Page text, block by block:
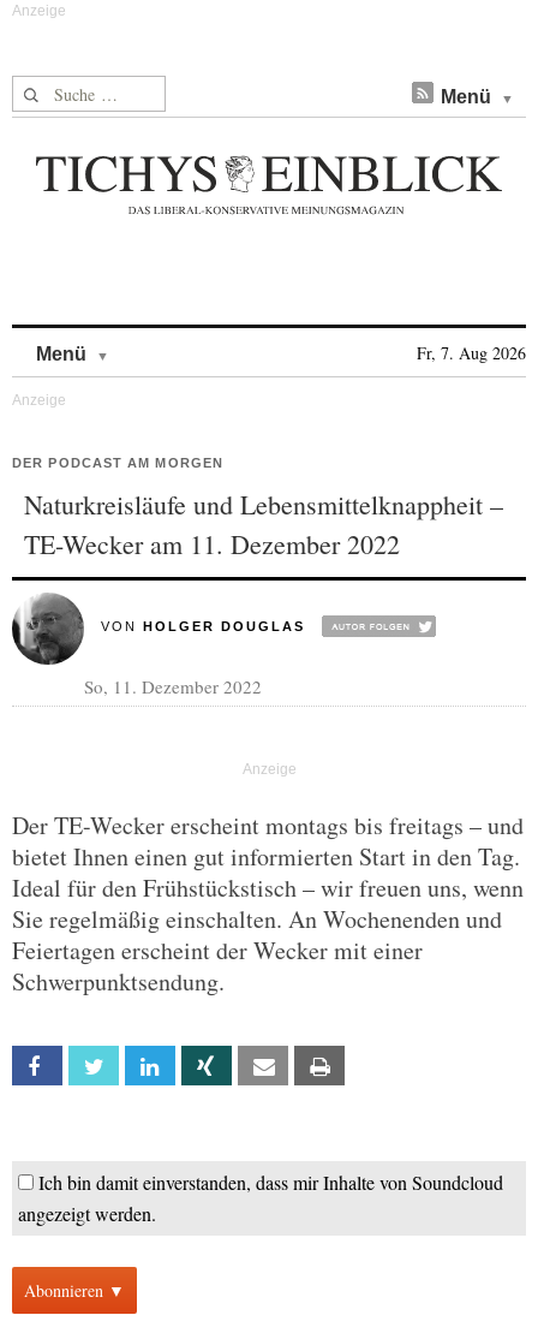
Suche nach: Menü
Menü Fr, 7. Aug 2026
DER PODCAST AM MORGEN
Naturkreisläufe und Lebensmittelknappheit –
TE-Wecker am 11. Dezember 2022
VON HOLGER DOUGLAS
So, 11. Dezember 2022
Der TE-Wecker erscheint montags bis freitags – und
bietet Ihnen einen gut informierten Start in den Tag.
Ideal für den Frühstückstisch – wir freuen uns, wenn
Sie regelmäßig einschalten. An Wochenenden und
Feiertagen erscheint der Wecker mit einer
Schwerpunktsendung.
Facebook Twitter Linkedin Xing Email
Ich bin damit einverstanden, dass mir Inhalte von Soundcloud
angezeigt werden.
Abonnieren ▼